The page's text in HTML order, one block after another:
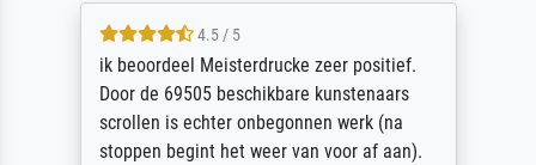
4.5 / 5
ik beoordeel Meisterdrucke zeer positief.
Door de 69505 beschikbare kunstenaars
scrollen is echter onbegonnen werk (na
stoppen begint het weer van voor af aan).